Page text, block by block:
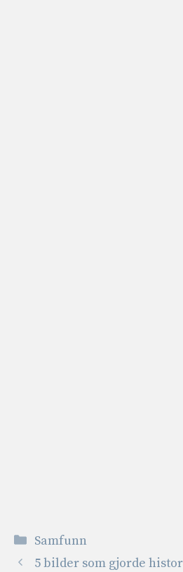
Kategorier
Samfunn
5 bilder som gjorde